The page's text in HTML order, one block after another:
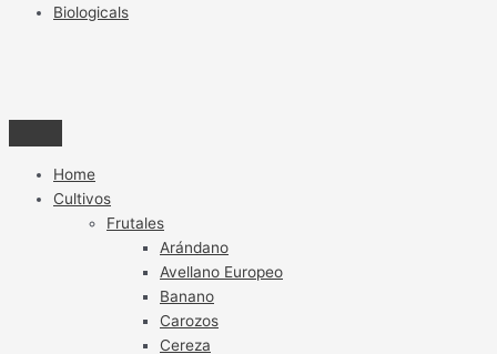
Biologicals
Home
Cultivos
Frutales
Arándano
Avellano Europeo
Banano
Carozos
Cereza